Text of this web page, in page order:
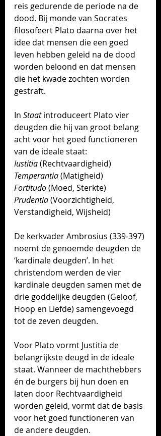
reis gedurende de periode na de
dood. Bij monde van Socrates
filosofeert Plato daarna over het
idee dat mensen die een goed
leven hebben geleid na de dood
worden beloond en dat mensen
die het kwade zochten worden
gestraft.
In Staat introduceert Plato vier
deugden die hij van groot belang
acht voor het goed functioneren
van de ideale staat:
Iustitia (Rechtvaardigheid)
Temperantia (Matigheid)
Fortitudo (Moed, Sterkte)
Prudentia (Voorzichtigheid,
Verstandigheid, Wijsheid)
De kerkvader Ambrosius (339-397)
noemt de genoemde deugden de
‘kardinale deugden’. In het
christendom werden de vier
kardinale deugden samen met de
drie goddelijke deugden (Geloof,
Hoop en Liefde) samengevoegd
tot de zeven deugden.
Voor Plato vormt Justitia de
belangrijkste deugd in de ideale
staat. Wanneer de machthebbers
én de burgers bij hun doen en
laten door Rechtvaardigheid
worden geleid, vormt dat de basis
voor het goed functioneren van
de andere deugden.